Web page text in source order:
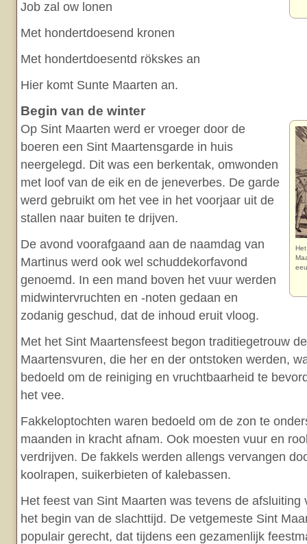
Job zal ow lonen
Met hondertdoesend kronen
Met hondertdoesentd rökskes an
Hier komt Sunte Maarten an.
Begin van de winter
Op Sint Maarten werd er vroeger door de
boeren een Sint Maartensgarde in huis
neergelegd. Dit was een berkentak, omwonden
met loof van de eik en de jeneverbes. De garde
werd gebruikt om het vee in het voorjaar uit de
stallen naar buiten te drijven.
De avond voorafgaand aan de naamdag van
Martinus werd ook wel schuddekorfavond
genoemd. In een mand boven het vuur werden
midwintervruchten en -noten gedaan en
zodanig geschud, dat de inhoud eruit vloog.
Met het Sint Maartensfeest begon traditiegetrouw
Maartensvuren, die her en der ontstoken werden,
bedoeld om de reiniging en vruchtbaarheid te
het vee.
Fakkeloptochten waren bedoeld om de zon te
maanden in kracht afnam. Ook moesten vuur en
verdrijven. De fakkels werden allengs vervangen
koolrapen, suikerbieten of kalebassen.
Het feest van Sint Maarten was tevens de afsluiting
het begin van de slachttijd. De vetgemeste Sint
populair gerecht, dat tijdens een gezamenlijk